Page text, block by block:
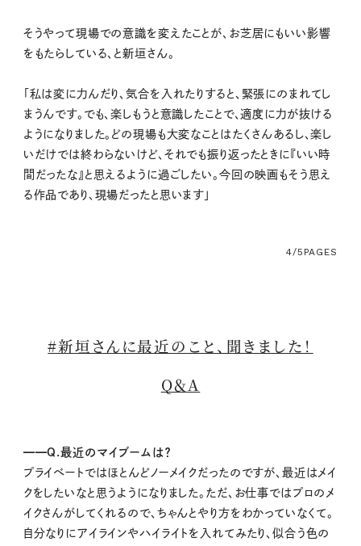
そうやって現場での意識を変えたことが、お芝居にもいい影響
をもたらしている、と新垣さん。
「私は変に力んだり、気合を入れたりすると、緊張にのまれてし
まうんです。でも、楽しもうと意識したことで、適度に力が抜ける
ようになりました。どの現場も大変なことはたくさんあるし、楽し
いだけでは終わらないけど、それでも振り返ったときに『いい時
間だったな』と思えるように過ごしたい。今回の映画もそう思え
る作品であり、現場だったと思います」
4/5 PAGES
#新垣さんに最近のこと、聞きました！
Q＆A
━━Q.最近のマイブームは？
プライベートではほとんどノーメイクだったのですが、最近はメイ
クをしたいなと思うようになりました。ただ、お仕事ではプロのメ
イクさんがしてくれるので、ちゃんとやり方をわかっていなくて。
自分なりにアイラインやハイライトを入れてみたり、似合う色の